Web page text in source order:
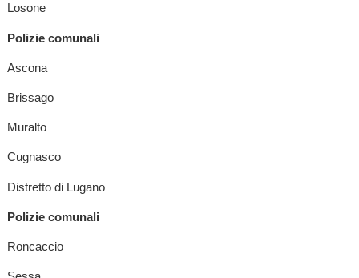
Losone
Polizie comunali
Ascona
Brissago
Muralto
Cugnasco
Distretto di Lugano
Polizie comunali
Roncaccio